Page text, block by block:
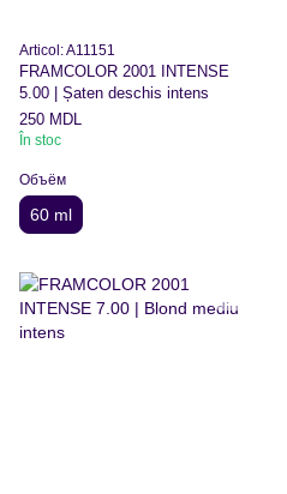
Articol: A11151
FRAMCOLOR 2001 INTENSE
5.00 | Șaten deschis intens
250 MDL
În stoc
Объём
60 ml